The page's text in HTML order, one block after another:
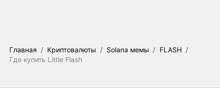
Главная / Криптовалюты / Solana мемы / FLASH /
Где купить Little Flash